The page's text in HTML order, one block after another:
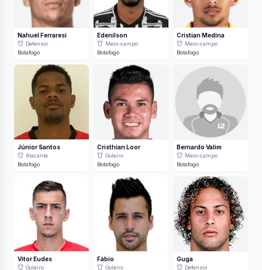
Nahuel Ferraresi
Defensor
Botafogo
Edenilson
Meio-campo
Botafogo
Cristian Medina
Meio-campo
Botafogo
Júnior Santos
Atacante
Botafogo
Cristhian Loor
Goleiro
Botafogo
Bernardo Valim
Meio-campo
Botafogo
Vitor Eudes
Goleiro
Fábio
Goleiro
Guga
Defensor